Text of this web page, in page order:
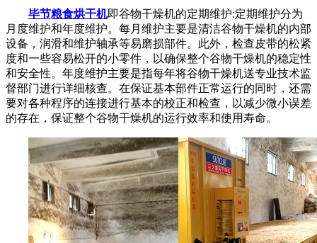
毕节粮食烘干机即谷物干燥机的定期维护:定期维护分为
月度维护和年度维护。每月维护主要是清洁谷物干燥机的内部
设备，润滑和维护轴承等易磨损部件。此外，检查皮带的松紧
度和一些容易松开的小零件，以确保整个谷物干燥机的稳定性
和安全性。年度维护主要是指每年将谷物干燥机送专业技术监
督部门进行详细核查。在保证基本部件正常运行的同时，还需
要对各种程序的连接进行基本的校正和检查，以减少微小误差
的存在，保证整个谷物干燥机的运行效率和使用寿命。